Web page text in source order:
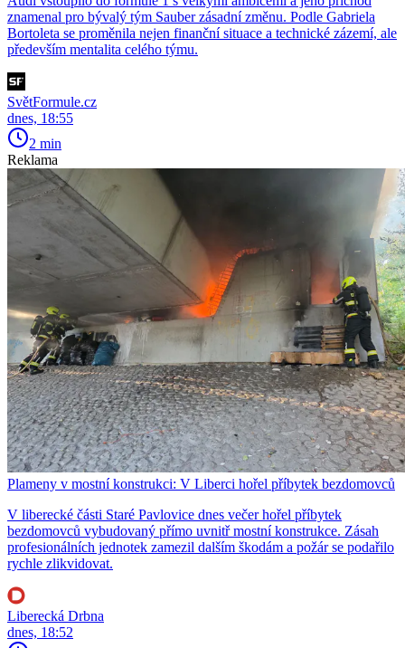
znamenal pro bývalý tým Sauber zásadní změnu. Podle Gabriela
Bortoleta se proměnila nejen finanční situace a technické zázemí, ale
především mentalita celého týmu.
SvětFormule.cz
dnes, 18:55
2 min
Reklama
Plameny v mostní konstrukci: V Liberci hořel příbytek bezdomovců
V liberecké části Staré Pavlovice dnes večer hořel příbytek
bezdomovců vybudovaný přímo uvnitř mostní konstrukce. Zásah
profesionálních jednotek zamezil dalším škodám a požár se podařilo
rychle zlikvidovat.
Liberecká Drbna
dnes, 18:52